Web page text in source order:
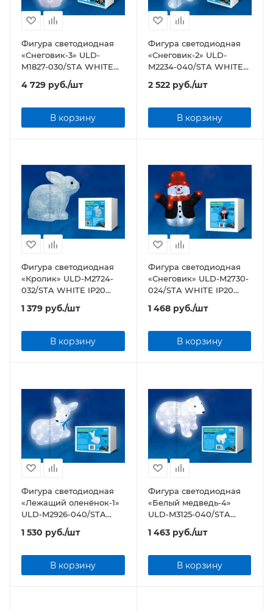
Фигура светодиодная
«Снеговик-3» ULD-
M1827-030/STA WHITE
IP20 SNOWMAN-3
4 729 руб./шт
В корзину
Фигура светодиодная
«Снеговик-2» ULD-
M2234-040/STA WHITE
IP20 SNOWMAN-2
2 522руб./шт
В корзину
Фигура светодиодная
«Кролик» ULD-M2724-
032/STA WHITE IP20
1 379 руб./шт
В корзину
Фигура светодиодная
«Снеговик» ULD-M2730-
024/STA WHITE IP20
SNOWMAN
1 468руб./шт
В корзину
Фигура светодиодная
«Лежащий оленёнок-1»
ULD-M2926-040/STA
WHITE IP20 LYING
FAWN-1
1 530 руб./шт
В корзину
Фигура светодиодная
«Белый медведь-4»
ULD-M3125-040/STA
WHITE IP20 WHITE
BEAR-4
1 463руб./шт
В корзину